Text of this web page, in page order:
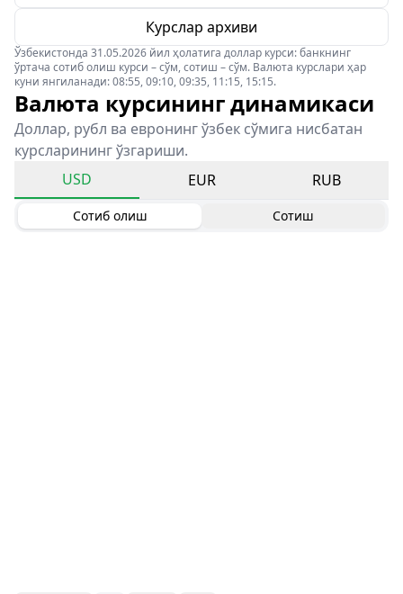
Курслар архиви
Ўзбекистонда 31.05.2026 йил ҳолатига доллар курси: банкнинг
ўртача сотиб олиш курси – сўм, сотиш – сўм. Валюта курслари ҳар
куни янгиланади: 08:55, 09:10, 09:35, 11:15, 15:15.
Валюта курсининг динамикаси
Доллар, рубл ва евронинг ўзбек сўмига нисбатан
курсларининг ўзгариши.
USD
EUR RUB
Сотиб олиш Сотиш